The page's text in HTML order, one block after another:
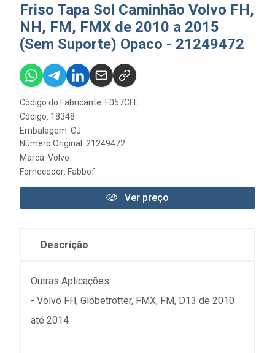
Friso Tapa Sol Caminhão Volvo FH,
NH, FM, FMX de 2010 a 2015
(Sem Suporte) Opaco - 21249472
Código do Fabricante: F057CFE
Código: 18348
Embalagem: CJ
Número Original: 21249472
Marca: Volvo
Fornecedor: Fabbof
Ver preço
Descrição
Outras Aplicações:
- Volvo FH, Globetrotter, FMX, FM, D13 de 2010
até 2014